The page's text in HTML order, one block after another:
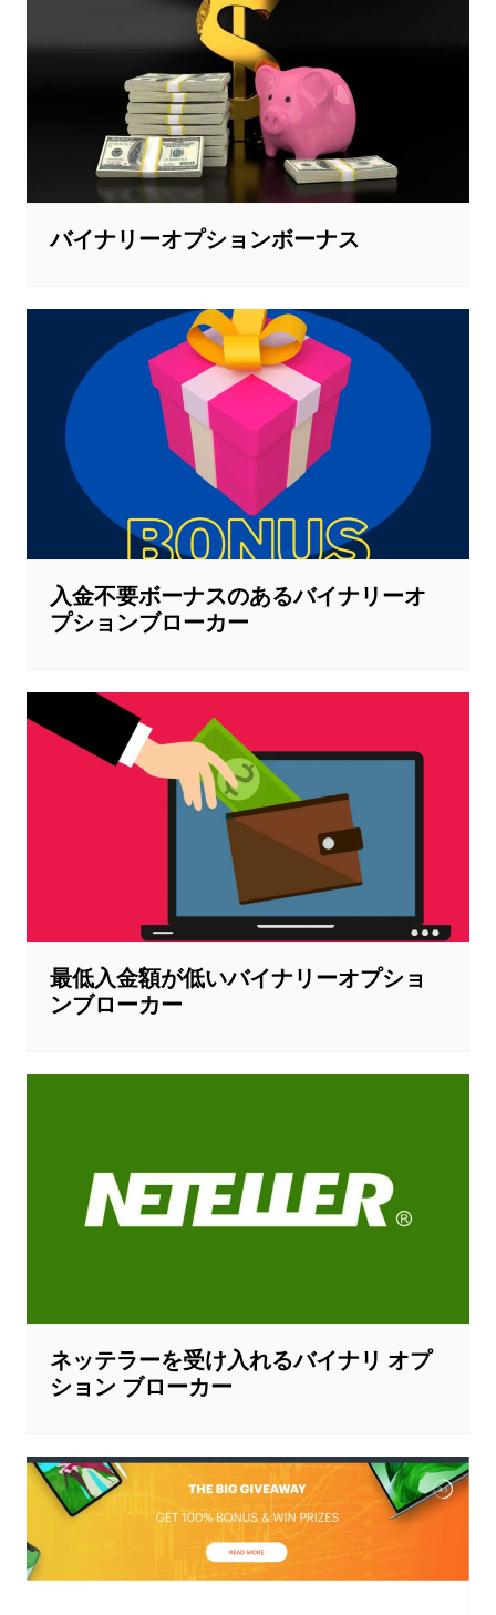
バイナリーオプションボーナス
入金不要ボーナスのあるバイナリーオ
プションブローカー
最低入金額が低いバイナリーオプショ
ンブローカー
ネッテラーを受け入れるバイナリ オプ
ション ブローカー